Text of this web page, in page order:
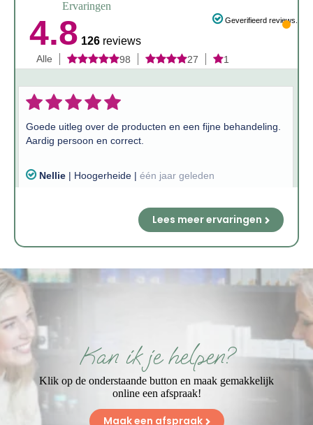
Ervaringen
Lees meer ervaringen
Kan ik je helpen?
Klik op de onderstaande button en maak gemakkelijk
online een afspraak!
Maak een afspraak